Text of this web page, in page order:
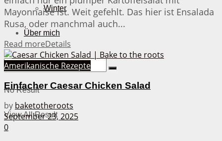
Winter
Über mich
No Result
View All Result
Mayonnaise ist. Weit gefehlt. Das hier ist Ensalada
Rusa, oder manchmal auch...
Read moreDetails
Amerikanische Rezepte
Einfacher Caesar Chicken Salad
by baketotheroots
September 23, 2025
0